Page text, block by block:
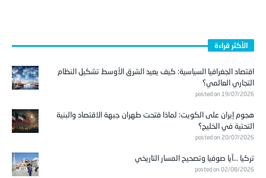
الأكثر قراءة
اقتصاد الجغرافيا السياسية: كيف يعيد الشرق الأوسط تشكيل النظام
التجاري العالمي؟
posted on 19/07/2026
هجوم إيران على الكويت: لماذا فتحت طهران جبهة الاقتصاد والبنية
التحتية في الخليج؟
posted on 20/07/2026
تركيا …آيا صوفيا وتصحيح المسار التاريخي
posted on 02/08/2026